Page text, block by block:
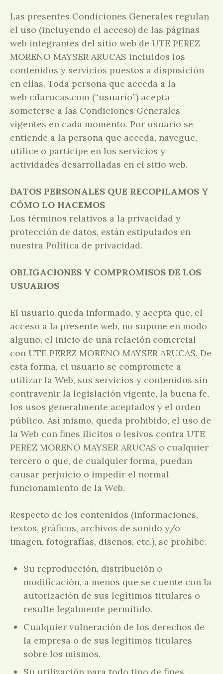
Las presentes Condiciones Generales regulan
el uso (incluyendo el acceso) de las páginas
web integrantes del sitio web de UTE PEREZ
MORENO MAYSER ARUCAS incluidos los
contenidos y servicios puestos a disposición
en ellas. Toda persona que acceda a la
web cdarucas.com (“usuario”) acepta
someterse a las Condiciones Generales
vigentes en cada momento. Por usuario se
entiende a la persona que acceda, navegue,
utilice o participe en los servicios y
actividades desarrolladas en el sitio web.
DATOS PERSONALES QUE RECOPILAMOS Y
CÓMO LO HACEMOS
Los términos relativos a la privacidad y
protección de datos, están estipulados en
nuestra Política de privacidad.
OBLIGACIONES Y COMPROMISOS DE LOS
USUARIOS
El usuario queda informado, y acepta que, el
acceso a la presente web, no supone en modo
alguno, el inicio de una relación comercial
con UTE PEREZ MORENO MAYSER ARUCAS. De
esta forma, el usuario se compromete a
utilizar la Web, sus servicios y contenidos sin
contravenir la legislación vigente, la buena fe,
los usos generalmente aceptados y el orden
público. Así mismo, queda prohibido, el uso de
la Web con fines ilícitos o lesivos contra UTE
PEREZ MORENO MAYSER ARUCAS o cualquier
tercero o que, de cualquier forma, puedan
causar perjuicio o impedir el normal
funcionamiento de la Web.
Respecto de los contenidos (informaciones,
textos, gráficos, archivos de sonido y/o
imagen, fotografías, diseños, etc.), se prohíbe:
Su reproducción, distribución o
modificación, a menos que se cuente con la
autorización de sus legítimos titulares o
resulte legalmente permitido.
Cualquier vulneración de los derechos de
la empresa o de sus legítimos titulares
sobre los mismos.
Su utilización para todo tipo de fines